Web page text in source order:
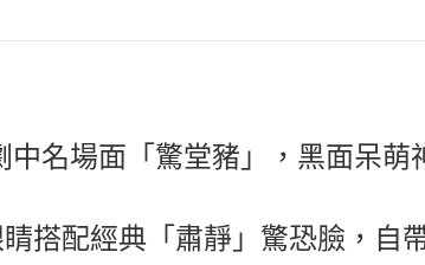
7-11付款取貨
付款後7-11取貨
每筆NT$60，滿NT$599(含以上)免運費
名場面「驚堂豬」，黑面呆萌
搭配經典「肅靜」驚恐臉，自